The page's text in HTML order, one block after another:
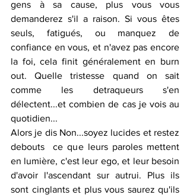
gens à sa cause, plus vous vous
demanderez s'il a raison. Si vous êtes
seuls, fatigués, ou manquez de
confiance en vous, et n'avez pas encore
la foi, cela finit généralement en burn
out. Quelle tristesse quand on sait
comme les detraqueurs s'en
délectent...et combien de cas je vois au
quotidien...
Alors je dis Non...soyez lucides et restez
debouts  ce que leurs paroles mettent
en lumière, c'est leur ego, et leur besoin
d'avoir l'ascendant sur autrui. Plus ils
sont cinglants et plus vous saurez qu'ils